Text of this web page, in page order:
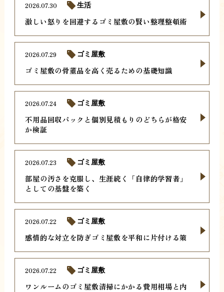
激しい怒りを回避するゴミ屋敷の賢い整理整頓術
2026.07.30 生活
ゴミ屋敷の骨董品を高く売るための基礎知識
2026.07.29 ゴミ屋敷
不用品回収パックと個別見積もりのどちらが格安
か検証
2026.07.24 ゴミ屋敷
部屋の汚さを克服し、生涯続く「自律的学習者」
としての基盤を築く
2026.07.23 ゴミ屋敷
感情的な対立を防ぎゴミ屋敷を平和に片付ける策
2026.07.22 ゴミ屋敷
ワンルームのゴミ屋敷清掃にかかる費用相場と内
2026.07.22 ゴミ屋敷